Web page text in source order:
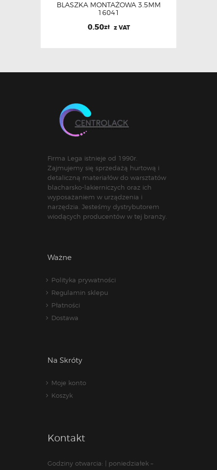
BLASZKA MONTAŻOWA 3.5MM
16041
0.50zł z VAT
Firma Lega istnieje od 1990r.
Zajmujemy się sprzedażą hurtową i
detaliczną materiałów do warsztatów
blacharsko-lakierniczych oraz ich
wyposażaniem w urządzenia i
narzędzia. Jesteśmy dystrybutorem
wiodących producentów w tej branży.
Ważne
Polityka prywatności
Regulamin sklepu
Płatności
Dostawa
Na Skróty
Moje konto
Koszyk
Kontakt
Godziny otwarcia: | poniedziałek –